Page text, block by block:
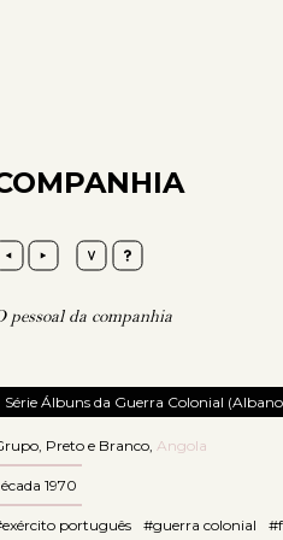
pessoal da companhia
Série Álbuns da Guerra Colonial
, Preto e Branco, Angola
1970
português #guerra colonial